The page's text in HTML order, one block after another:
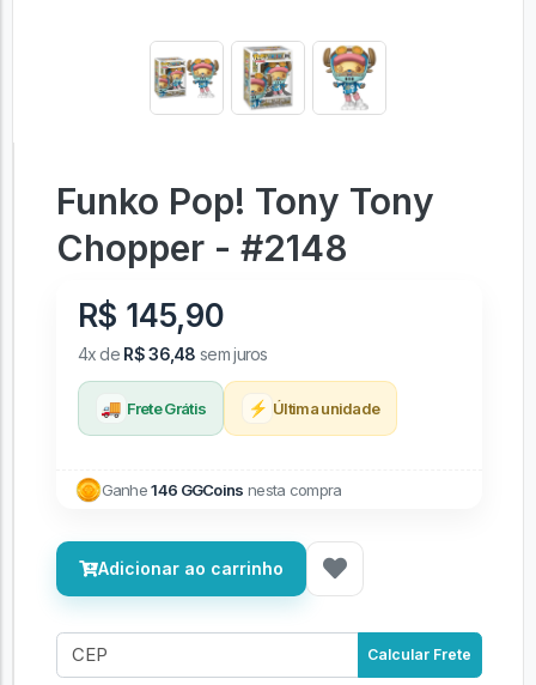
Funko Pop! Tony Tony
Chopper - #2148
R$ 145,90
4x de R$ 36,48 sem juros
🚚 Frete Grátis ⚡ Última unidade
Ganhe146 GGCoins nesta compra
Adicionar ao carrinho
Calcular Frete